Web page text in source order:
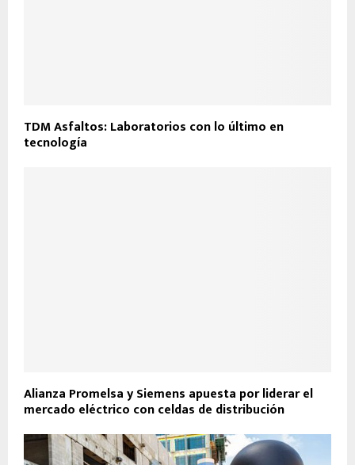
TDM Asfaltos: Laboratorios con lo último en
tecnología
Alianza Promelsa y Siemens apuesta por liderar el
mercado eléctrico con celdas de distribución